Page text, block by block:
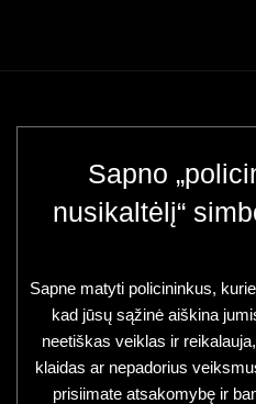
Sapno
nusikaltėlį“
Sapne matyti policininkus,
kad jūsų sąžinė aiškina
neetiškas veiklas ir
klaidas ar nepadorius
prisiimate atsakomybę ir